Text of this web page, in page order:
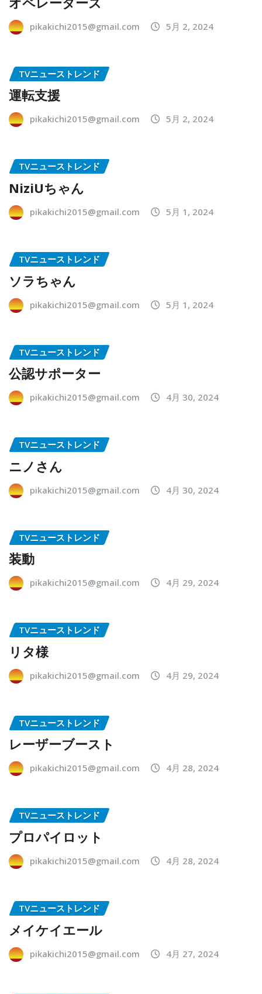
pikakichi2015@gmail.com 5月 2, 2024
TVニューストレンド
運転支援
pikakichi2015@gmail.com 5月 2, 2024
TVニューストレンド
NiziUちゃん
pikakichi2015@gmail.com 5月 1, 2024
TVニューストレンド
ソラちゃん
pikakichi2015@gmail.com 5月 1, 2024
TVニューストレンド
公認サポーター
pikakichi2015@gmail.com 4月 30, 2024
TVニューストレンド
ニノさん
pikakichi2015@gmail.com 4月 30, 2024
TVニューストレンド
装動
pikakichi2015@gmail.com 4月 29, 2024
TVニューストレンド
リタ様
pikakichi2015@gmail.com 4月 29, 2024
TVニューストレンド
レーザーブースト
pikakichi2015@gmail.com 4月 28, 2024
TVニューストレンド
プロパイロット
pikakichi2015@gmail.com 4月 28, 2024
TVニューストレンド
メイケイエール
pikakichi2015@gmail.com 4月 27, 2024